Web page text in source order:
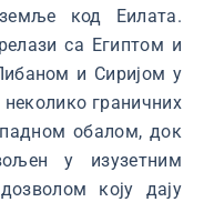
код Еилата.
са Египтом и
и Сиријом у
неколико граничних
обалом, док
у изузетним
коју дају